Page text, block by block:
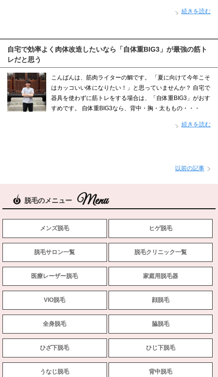
続きを読む
自宅で効率よく肉体改造したいなら「自体重BIG3」が最強の筋ト
レだと思う
こんばんは、筋肉ライターの鯛です。 「夏に向けて今年こそ
はカッコいい体になりたい！」と思っていませんか？ 自宅で
器具を使わずに筋トレをする場合は、「自体重BIG3」がおす
すめです。 自体重BIG3なら、背中・胸・太ももの・・・
続きを読む
以前の記事
脱毛のメニュー
メンズ脱毛 ヒゲ脱毛
脱毛サロン一覧 脱毛クリニック一覧
医療レーザー脱毛 家庭用脱毛器
VIO脱毛 顔脱毛
全身脱毛 脇脱毛
ひざ下脱毛 ひじ下脱毛
うなじ脱毛 背中脱毛